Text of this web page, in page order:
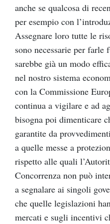
anche se qualcosa di
per esempio con
Assegnare loro tutte le
sono necessarie per
sarebbe già un modo
nel nostro sistema
con la Commissione
continua a vigilare e ad
bisogna poi dimenticare
garantite da
a quelle messe a
rispetto alle quali
Concorrenza non può
a segnalare ai singoli
che quelle legislazioni
mercati e sugli incentivi